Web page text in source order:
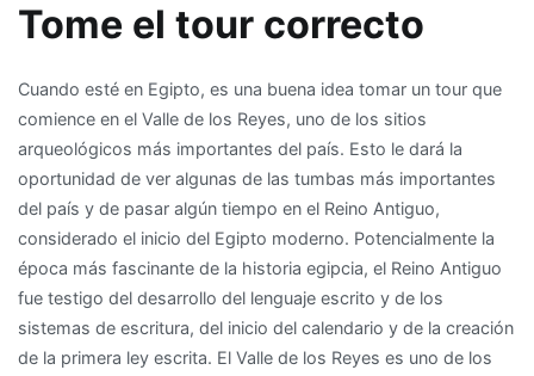
Tome el tour correcto
Cuando esté en Egipto, es una buena idea tomar un tour que
comience en el Valle de los Reyes, uno de los sitios
arqueológicos más importantes del país. Esto le dará la
oportunidad de ver algunas de las tumbas más importantes
del país y de pasar algún tiempo en el Reino Antiguo,
considerado el inicio del Egipto moderno. Potencialmente la
época más fascinante de la historia egipcia, el Reino Antiguo
fue testigo del desarrollo del lenguaje escrito y de los
sistemas de escritura, del inicio del calendario y de la creación
de la primera ley escrita. El Valle de los Reyes es uno de los